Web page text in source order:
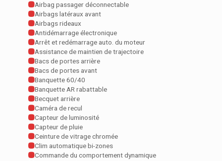
Airbag passager déconnectable
Airbags latéraux avant
Airbags rideaux
Antidémarrage électronique
Arrêt et redémarrage auto. du moteur
Assistance de maintien de trajectoire
Bacs de portes arrière
Bacs de portes avant
Banquette 60/40
Banquette AR rabattable
Becquet arrière
Caméra de recul
Capteur de luminosité
Capteur de pluie
Ceinture de vitrage chromée
Clim automatique bi-zones
Commande du comportement dynamique